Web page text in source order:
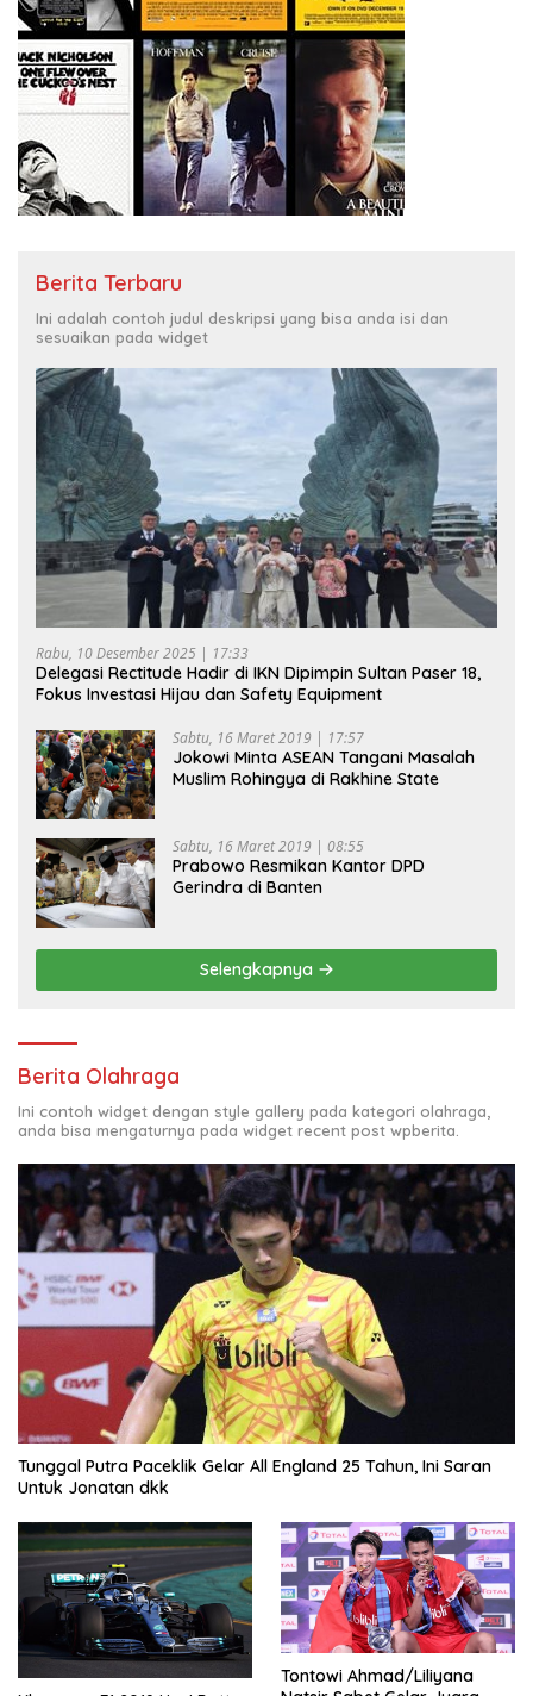
Berita Terbaru
Ini adalah contoh judul deskripsi yang bisa anda isi dan
sesuaikan pada widget
Rabu, 10 Desember 2025 | 17:33
Delegasi Rectitude Hadir di IKN Dipimpin Sultan Paser 18,
Fokus Investasi Hijau dan Safety Equipment
Sabtu, 16 Maret 2019 | 17:57
Jokowi Minta ASEAN Tangani Masalah
Muslim Rohingya di Rakhine State
Sabtu, 16 Maret 2019 | 08:55
Prabowo Resmikan Kantor DPD
Gerindra di Banten
Selengkapnya
Berita Olahraga
Ini contoh widget dengan style gallery pada kategori olahraga,
anda bisa mengaturnya pada widget recent post wpberita.
Tunggal Putra Paceklik Gelar All England 25 Tahun, Ini Saran
Untuk Jonatan dkk
Tontowi Ahmad/Liliyana